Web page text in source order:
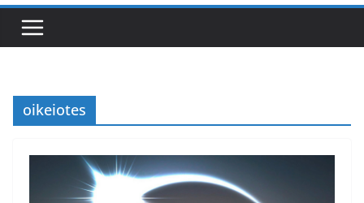
oikeiotes